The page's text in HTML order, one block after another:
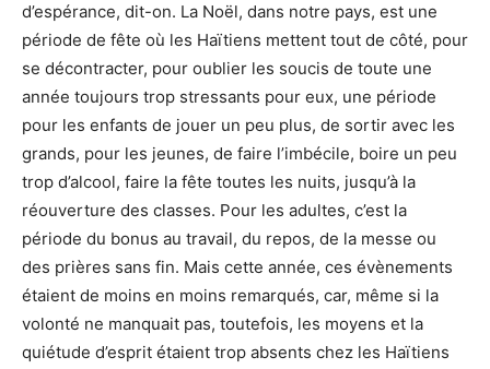
d’espérance, dit-on. La Noël, dans notre pays, est une
période de fête où les Haïtiens mettent tout de côté, pour
se décontracter, pour oublier les soucis de toute une
année toujours trop stressants pour eux, une période
pour les enfants de jouer un peu plus, de sortir avec les
grands, pour les jeunes, de faire l’imbécile, boire un peu
trop d’alcool, faire la fête toutes les nuits, jusqu’à la
réouverture des classes. Pour les adultes, c’est la
période du bonus au travail, du repos, de la messe ou
des prières sans fin. Mais cette année, ces évènements
étaient de moins en moins remarqués, car, même si la
volonté ne manquait pas, toutefois, les moyens et la
quiétude d’esprit étaient trop absents chez les Haïtiens